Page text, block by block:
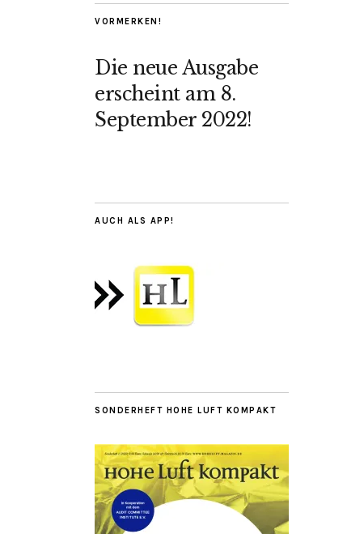
VORMERKEN!
Die neue Ausgabe
erscheint am 8.
September 2022!
AUCH ALS APP!
SONDERHEFT HOHE LUFT KOMPAKT